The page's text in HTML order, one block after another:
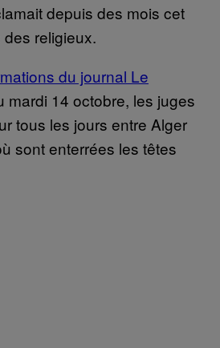
depuis des mois cet
religieux.
du journal Le
mardi 14 octobre, les juges
tous les jours entre Alger
sont enterrées les têtes